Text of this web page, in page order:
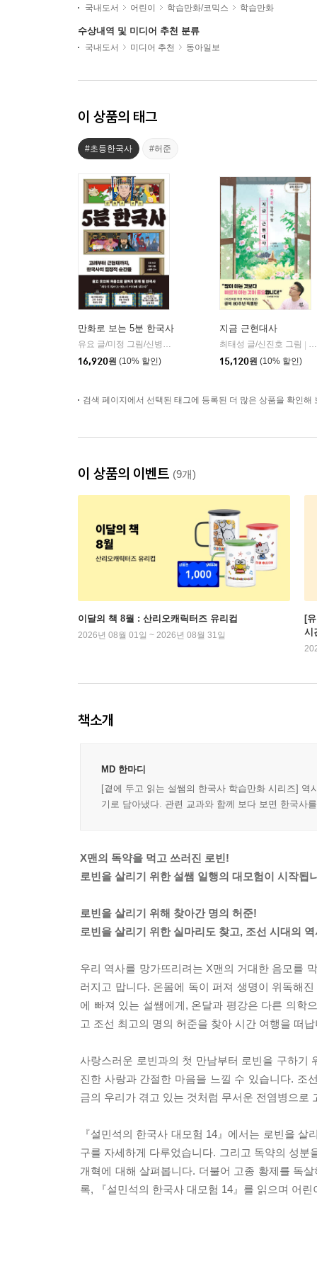
국내도서 어린이 학습만화/코믹스 학습만화
수상내역 및 미디어 추천 분류
국내도서 미디어 추천 동아일보
이 상품의 태그
#초등한국사 #허준
만화로 보는 5분 한국사
유요 글/미정 그림/신병주 감수
빅피시
16,920원 (10% 할인)
지금 근현대사
최태성 글/신진호 그림
15,120원 (10% 할인)
검색 페이지에서 선택된 태그에 등록된 더 많은 상품을 확인해
이 상품의 이벤트 (9개)
이달의 책 8월 : 산리오캐릭터즈 유리컵
2026년 08월 01일 ~ 2026년 08월 31일
[
시
책소개
MD 한마디
[곁에 두고 읽는 설쌤의 한국사 학습만화 시리즈]
기로 담아냈다. 관련 교과와 함께 보다 보면 한국사
X맨의 독약을 먹고 쓰러진 로빈!
로빈을 살리기 위한 설쌤 일행의 대모험이 시작됩
로빈을 살리기 위해 찾아간 명의 허준!
로빈을 살리기 위한 실마리도 찾고, 조선 시대의
우리 역사를 망가뜨리려는 X맨의 거대한 음모를
러지고 맙니다. 온몸에 독이 퍼져 생명이 위독해
에 빠져 있는 설쌤에게, 온달과 평강은 다른 의학
고 조선 최고의 명의 허준을 찾아 시간 여행을 떠
사랑스러운 로빈과의 첫 만남부터 로빈을 구하기
진한 사랑과 간절한 마음을 느낄 수 있습니다. 조
금의 우리가 겪고 있는 것처럼 무서운 전염병으로
『설민석의 한국사 대모험 14』에서는 로빈을
구를 자세하게 다루었습니다. 그리고 독약의 성
개혁에 대해 살펴봅니다. 더불어 고종 황제를 독
록, 『설민석의 한국사 대모험 14』를 읽으며 어